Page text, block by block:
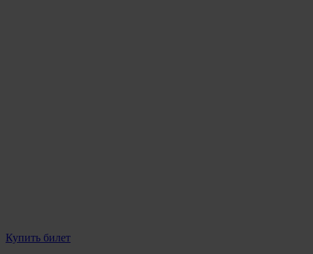
Купить билет